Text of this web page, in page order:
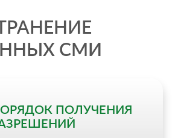
СМИ
ПОЛУЧЕНИЯ